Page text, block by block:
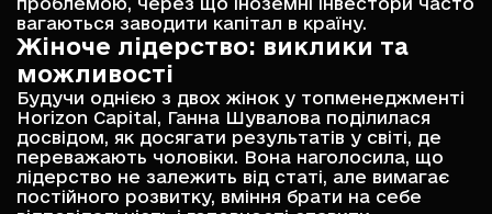
вагаються заводити капітал в країну.
Жіноче лідерство: виклики та
можливості
Будучи однією з двох жінок у топменеджменті
Horizon Capital, Ганна Шувалова поділилася
досвідом, як досягати результатів у світі, де
переважають чоловіки. Вона наголосила, що
лідерство не залежить від статі, але вимагає
постійного розвитку, вміння брати на себе